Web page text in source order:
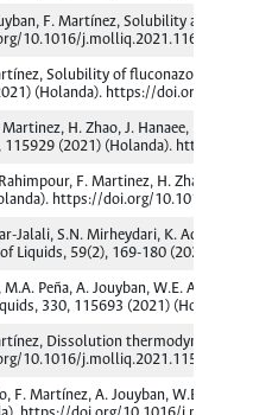
F. Martínez, Solubility and
10.1016/j.molliq.2021.116038
Solubility of fluconazole in
(Holanda). https://doi.org/
Martinez, H. Zhao, J. Hanaee, E.
115929 (2021) (Holanda). https://
Rahimpour, F. Martinez, H. Zhao,
https://doi.org/10.1016/
Jalali, S.N. Mirheydari, K.
Liquids, 59(2), 169-180 (2021)
M.A. Peña, A. Jouyban, W.E.
330, 115693 (2021)
Dissolution
10.1016/j.molliq.2021.115675
F. Martínez, A. Jouyban, W.E.